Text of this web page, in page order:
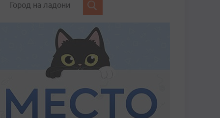
Город на ладони